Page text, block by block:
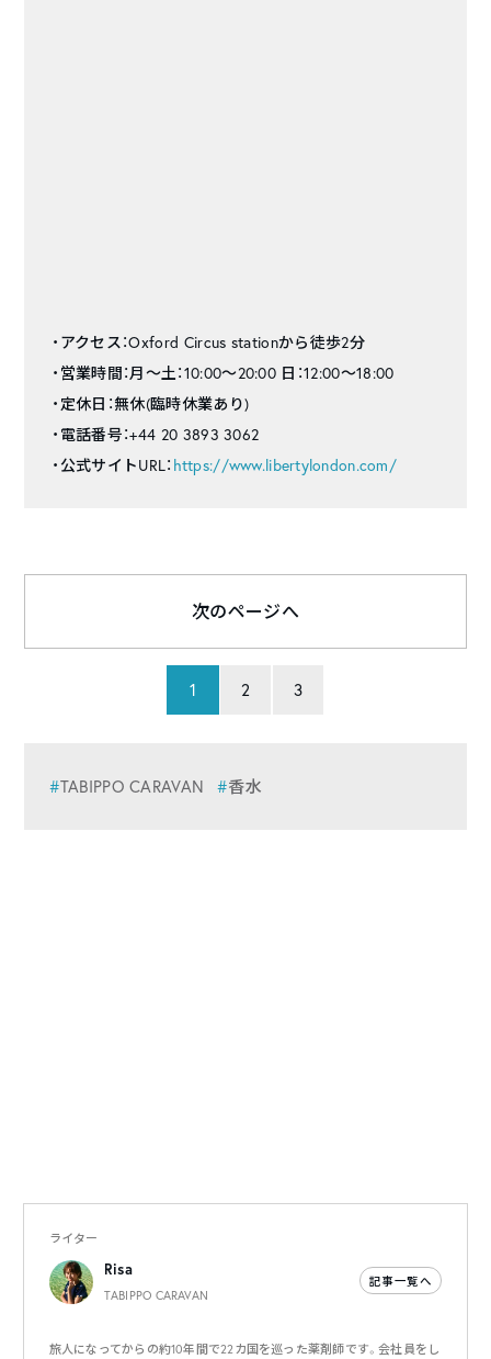
・アクセス：Oxford Circus stationから徒歩2分
・営業時間：月〜土：10:00～20:00 日：12:00～18:00
・定休日：無休(臨時休業あり)
・電話番号：+44 20 3893 3062
・公式サイトURL： https://www.libertylondon.com/
1 2 3
次のページへ
TABIPPO CARAVAN 香水
ライター
Risa
TABIPPO CARAVAN
記事一覧へ
旅人になってからの約10年間で22カ国を巡った薬剤師です。会社員をし